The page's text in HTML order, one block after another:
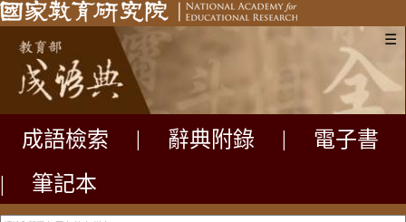
☰
成語檢索 辭典附錄
電子書
|
筆記本